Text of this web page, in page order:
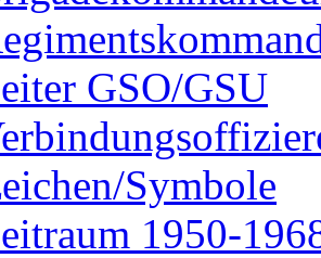
GSO/GSU
Symbole
1950-